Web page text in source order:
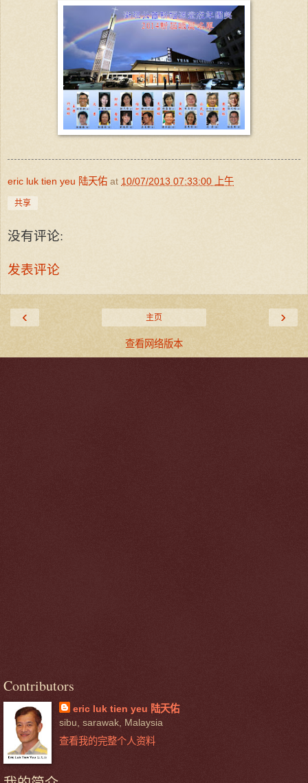
eric luk tien yeu 陆天佑 at 10/07/2013 07:33:00 上午
共享
没有评论:
发表评论
‹ ›
主页
查看网络版本
Contributors
eric luk tien yeu 陆天佑
sibu, sarawak, Malaysia
查看我的完整个人资料